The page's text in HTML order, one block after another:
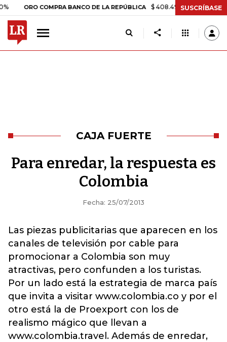
ORO COMPRA BANCO DE LA REPÚBLICA $ 408.498,97 +$ 8.753,81
SUSCRÍBASE
CAJA FUERTE
Para enredar, la respuesta es
Colombia
Fecha: 25/07/2013
Las piezas publicitarias que aparecen en los
canales de televisión por cable para
promocionar a Colombia son muy
atractivas, pero confunden a los turistas.
Por un lado está la estrategia de marca país
que invita a visitar www.colombia.co y por el
otro está la de Proexport con los de
realismo mágico que llevan a
www.colombia.travel. Además de enredar,